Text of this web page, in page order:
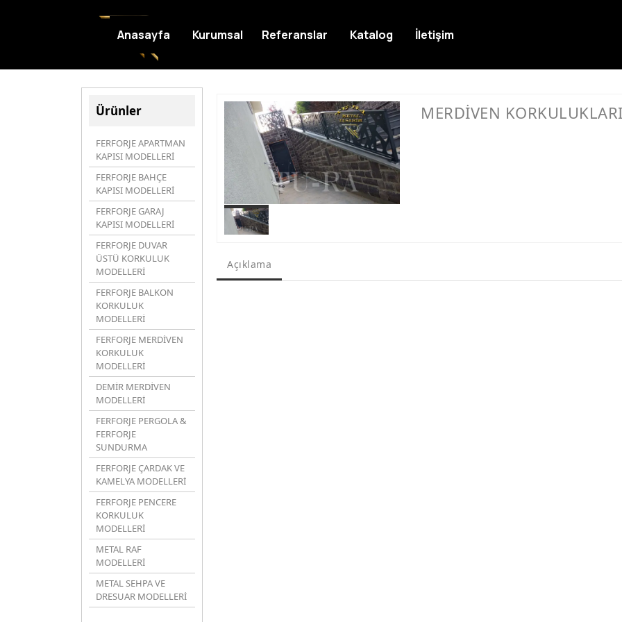
Ürünler
FERFORJE APARTMAN
KAPISI MODELLERİ
FERFORJE BAHÇE
KAPISI MODELLERİ
FERFORJE GARAJ
KAPISI MODELLERİ
FERFORJE DUVAR
ÜSTÜ KORKULUK
MODELLERİ
FERFORJE BALKON
KORKULUK
MODELLERİ
FERFORJE MERDİVEN
KORKULUK
MODELLERİ
DEMİR MERDİVEN
MODELLERİ
FERFORJE PERGOLA &
FERFORJE
SUNDURMA
FERFORJE ÇARDAK VE
KAMELYA MODELLERİ
FERFORJE PENCERE
KORKULUK
MODELLERİ
METAL RAF
MODELLERİ
METAL SEHPA VE
DRESUAR MODELLERİ
MERDİVEN
Açıklama
Anasayfa Kurumsal Referanslar Katalog İletişim